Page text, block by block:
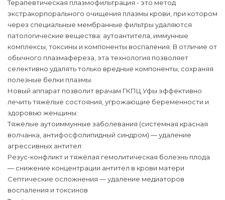
Терапевтическая плазмофильтрация - это метод
экстракорпорального очищения плазмы крови, при котором
через специальные мембранные фильтры удаляются
патологические вещества: аутоантитела, иммунные
комплексы, токсины и компоненты воспаления. В отличие от
обычного плазмафереза, эта технология позволяет
селективно удалять только вредные компоненты, сохраняя
полезные белки плазмы.
Новый аппарат позволит врачам ГКПЦ Уфы эффективно
лечить тяжёлые состояния, угрожающие беременности и
здоровью женщины:
Тяжёлые аутоиммунные заболевания (системная красная
волчанка, антифосфолипидный синдром) — удаление
агрессивных антител
Резус-конфликт и тяжёлая гемолитическая болезнь плода
— снижение концентрации антител в крови матери
Септические осложнения — удаление медиаторов
воспаления и токсинов